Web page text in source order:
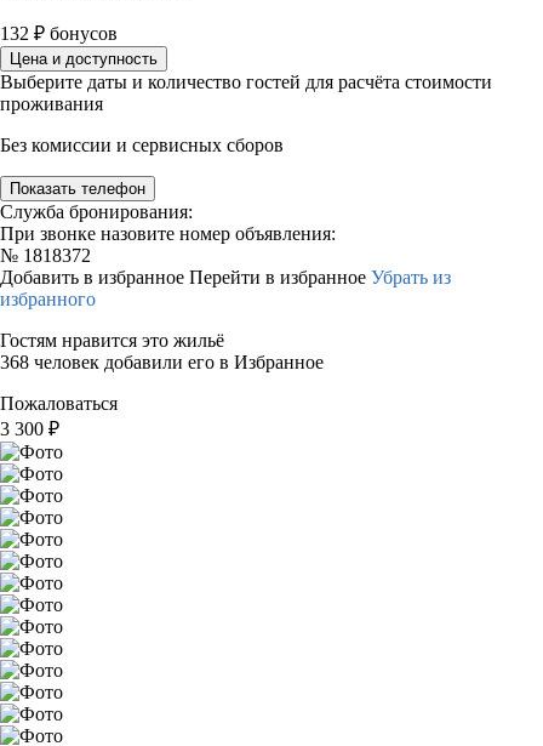
132 ₽ бонусов
Цена и доступность
Выберите даты и количество гостей для расчёта стоимости
проживания
Без комиссии и сервисных сборов
Показать телефон
Служба бронирования:
При звонке назовите номер объявления:
№ 1818372
Добавить в избранное Перейти в избранное Убрать из
избранного
Гостям нравится это жильё
368 человек добавили его в Избранное
Пожаловаться
3 300 ₽